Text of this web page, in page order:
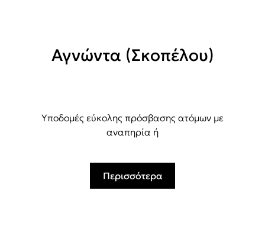
Αγνώντα (Σκοπέλου)
Υποδομές εύκολης πρόσβασης ατόμων με
αναπηρία ή
Περισσότερα